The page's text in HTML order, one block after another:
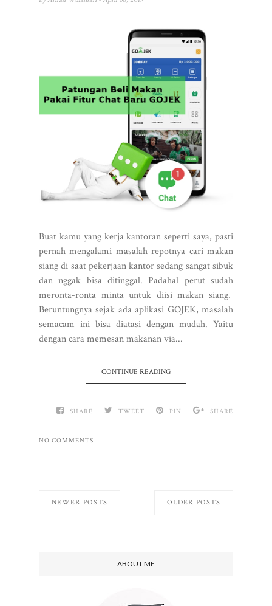
Buat kamu yang kerja kantoran seperti saya, pasti
pernah mengalami masalah repotnya cari makan
siang di saat pekerjaan kantor sedang sangat sibuk
dan nggak bisa ditinggal. Padahal perut sudah
meronta-ronta minta untuk diisi makan siang.
Beruntungnya sejak ada aplikasi GOJEK, masalah
semacam ini bisa diatasi dengan mudah. Yaitu
dengan cara memesan makanan via...
CONTINUE READING
SHARE TWEET PIN SHARE
NO COMMENTS
NEWER POSTS OLDER POSTS
ABOUT ME